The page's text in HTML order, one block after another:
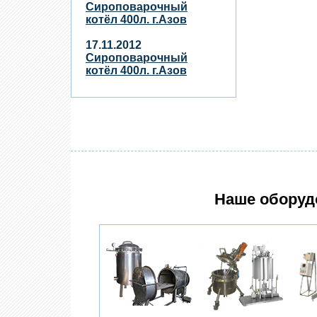
Сироповарочный
котёл 400л. г.Азов
17.11.2012
Сироповарочный
котёл 400л. г.Азов
Наше